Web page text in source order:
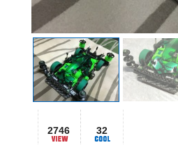
2746 32